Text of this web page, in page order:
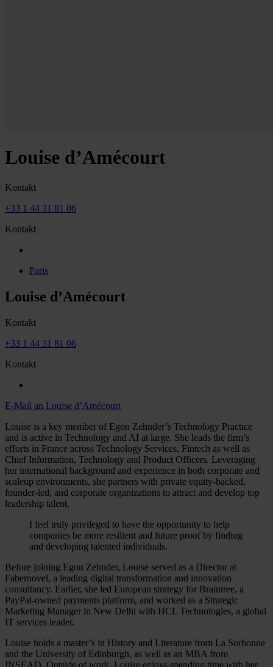
Louise d’Amécourt
Kontakt
+33 1 44 31 81 06
Kontakt
Paris
Louise d’Amécourt
Kontakt
+33 1 44 31 81 06
Kontakt
E-Mail an Louise d’Amécourt
Louise is a key member of Egon Zehnder’s Technology Practice
and is active in Technology and AI at large. She leads the firm’s
efforts in France across Technology Services, Fintech as well as
Chief Information, Technology and Product Officers. Leveraging
her international background and experience in both corporate and
scaleup environments, she partners with private equity-backed,
founder-led, and corporate organizations to attract and develop top
leadership talent.
I feel truly privileged to have the opportunity to help
companies be more resilient and future proof by finding
and developing talented individuals.
Before joining Egon Zehnder, Louise served as a Director at
Fabernovel, a leading digital transformation and innovation
consultancy. Earlier, she led European strategy for Braintree, a
PayPal-owned payments platform, and worked as a Strategic
Marketing Manager in New Delhi with HCL Technologies, a global
IT services leader.
Louise holds a master’s in History and Literature from La Sorbonne
and the University of Edinburgh, as well as an MBA from
INSEAD. Outside of work, Louise enjoys spending time with her